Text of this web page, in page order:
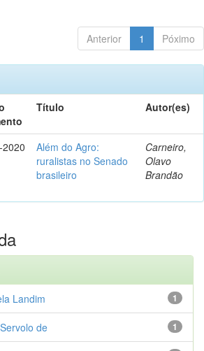
Anterior 1 Póximo
Título Autor(es)
Além do Agro:
ruralistas no Senado
brasileiro
Carneiro,
Olavo
Brandão
1
Landim
1
de